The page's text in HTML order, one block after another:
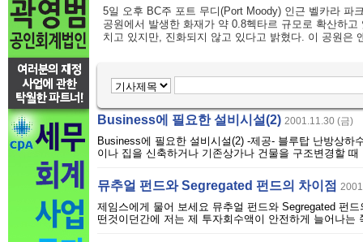
5일 오후 BC주 포트 무디(Port Moody) 인근 벨카라 파
공원에서 발생한 화재가 약 0.8헥타르 규모로 확산하
치고 있지만, 진화되지 않고 있다고 밝혔다. 이 공원은
Business에 필요한 설비시설(2) 2001.11.30 (금)
Business에 필요한 설비시설(2) -제공- 블루탑 난방상하
이나 집을 신축하거나 기존상가나 건물을 구조변경할
뮤추얼 펀드와 Segregated 펀드의 차이점
제임스에게 물어 보세요 뮤추얼 펀드와 Segregated 펀
떤것이던간에 저는 제 투자회수액이 안전하게 늘어나